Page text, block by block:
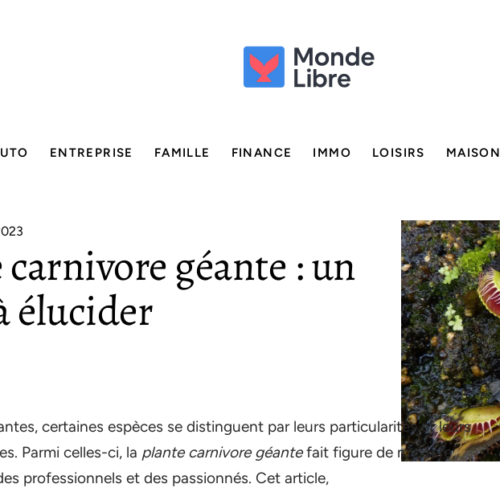
ENTREPRISE FAMILLE FINANCE IMMO LOISIRS MAISON
géante : un
élucider
certaines espèces se distinguent par leurs particularités et leurs
Parmi celles-ci, la plante carnivore géantefait figure de mystère,
professionnels et des passionnés. Cet article,